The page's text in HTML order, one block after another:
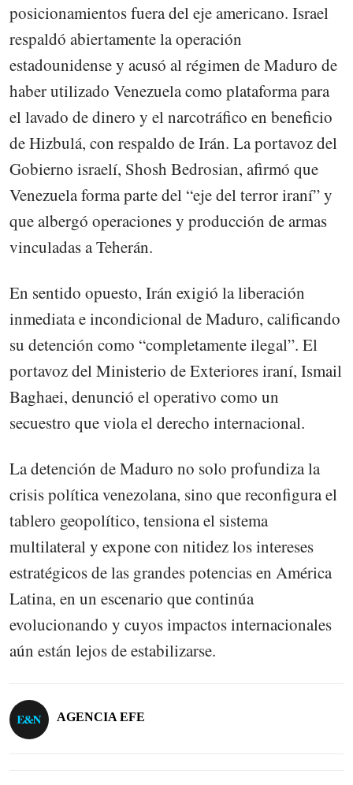
posicionamientos fuera del eje americano. Israel
respaldó abiertamente la operación
estadounidense y acusó al régimen de Maduro de
haber utilizado Venezuela como plataforma para
el lavado de dinero y el narcotráfico en beneficio
de Hizbulá, con respaldo de Irán. La portavoz del
Gobierno israelí, Shosh Bedrosian, afirmó que
Venezuela forma parte del “eje del terror iraní” y
que albergó operaciones y producción de armas
vinculadas a Teherán.
En sentido opuesto, Irán exigió la liberación
inmediata e incondicional de Maduro, calificando
su detención como “completamente ilegal”. El
portavoz del Ministerio de Exteriores iraní, Ismail
Baghaei, denunció el operativo como un
secuestro que viola el derecho internacional.
La detención de Maduro no solo profundiza la
crisis política venezolana, sino que reconfigura el
tablero geopolítico, tensiona el sistema
multilateral y expone con nitidez los intereses
estratégicos de las grandes potencias en América
Latina, en un escenario que continúa
evolucionando y cuyos impactos internacionales
aún están lejos de estabilizarse.
AGENCIA EFE